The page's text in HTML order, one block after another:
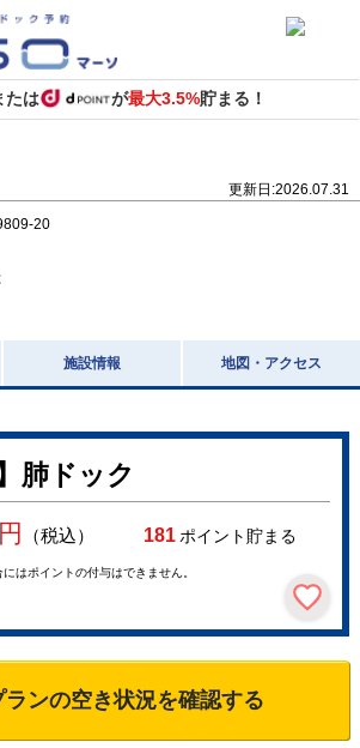
たは が最大3.5%貯まる！
更新日:2026.07.31
20
施設情報 地図・アクセス
肺ドック
円 （税込） 181ポイント貯まる
はポイントの付与はできません。
ンの空き状況を確認する